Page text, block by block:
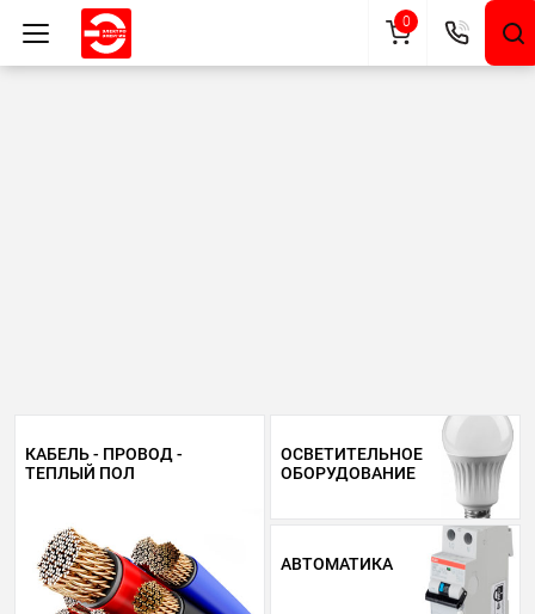
КАБЕЛЬ - ПРОВОД -
ТЕПЛЫЙ ПОЛ
ОСВЕТИТЕЛЬНОЕ
ОБОРУДОВАНИЕ
АВТОМАТИКА
0